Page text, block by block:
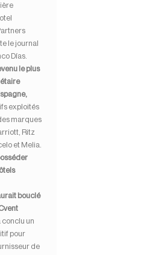
le journal
Días.
le plus
exploités
marques
Ritz
et Melia.
bouclé
conclu un
pour
de